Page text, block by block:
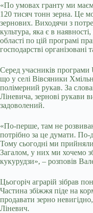
«По умовах гранту ми
120 тисяч тонн зерна. Це
зернових. Виходячи з
культура, яка є в
області по цій програмі
господарстві
Серед учасників
що у селі Вівсяники
полімерний рукав. За
Ліневича, зернові рукави
задоволений.
«По-перше, там не
потрібно за це думати. По-
Тому сьогодні ми
Загалом, у них ми хочемо
кукурудзи», – розповів
Цьогоріч аграрій зібрав
Частина збіжжя піде на
продавати зерно
Ліневич.